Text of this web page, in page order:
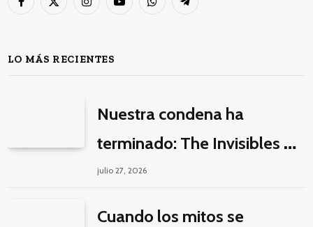
Facebook
X
InstagramYouTubeWhatsAppTelegram
LO MÁS RECIENTES
Nuestra condena ha
terminado: The Invisibles y
la guerra por la imaginación
julio 27, 2026
Cuando los mitos se